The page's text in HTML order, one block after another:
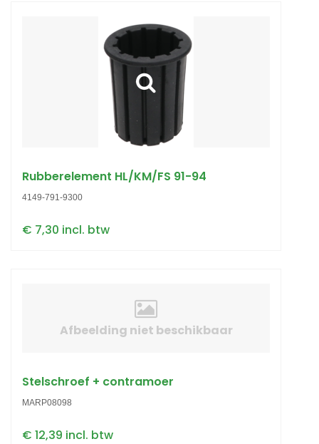
Rubberelement HL/KM/FS 91-94
4149-791-9300
€ 7,30 incl. btw
Afbeelding niet beschikbaar
Stelschroef + contramoer
MARP08098
€ 12,39 incl. btw